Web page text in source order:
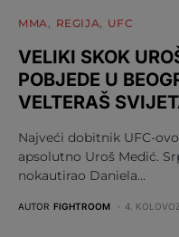
MMA REGIJA UFC
VELIKI SKOK
POBJEDE U
VELTERAŠ
Najveći dobitnik UFC-
apsolutno Uroš Medić.
nokautirao Daniela…
AUTOR FIGHTROOM 4.